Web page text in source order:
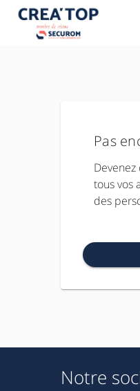
Pas
tous vos
des
Notre